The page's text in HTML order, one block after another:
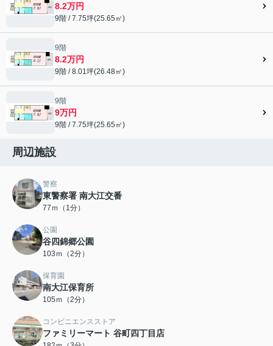
8.2万円
9階 / 7.75坪(25.65㎡)
9階
8.2万円
9階 / 8.01坪(26.48㎡)
9階
9万円
9階 / 7.75坪(25.65㎡)
周辺施設
警察
東警察署 南大江交番
77ｍ（1分）
公園
谷四錦郷公園
103ｍ（2分）
保育園
南大江保育所
105ｍ（2分）
コンビニエンスストア
ファミリーマート 谷町四丁目店